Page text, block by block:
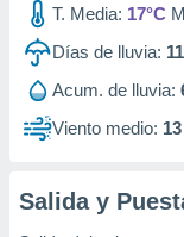
T. Media: 17°C
Días de lluvia: 11
Acum. de lluvia:
Viento medio:
Salida y